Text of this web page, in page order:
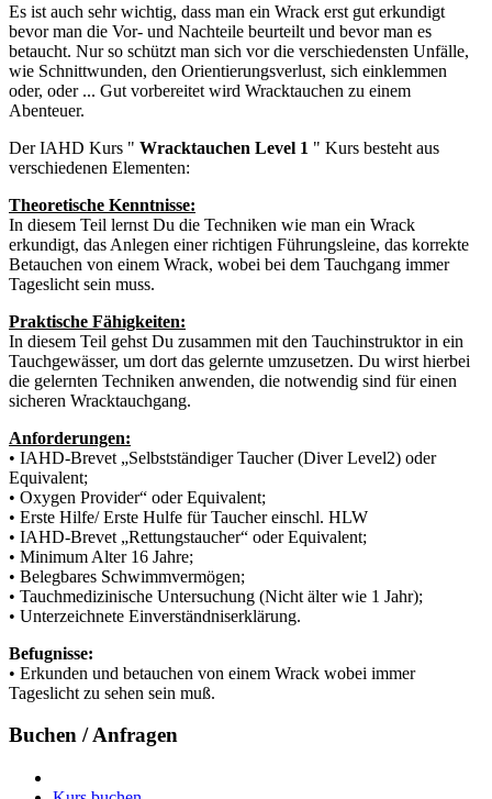
Es ist auch sehr wichtig, dass man ein Wrack erst gut erkundigt
bevor man die Vor- und Nachteile beurteilt und bevor man es
betaucht. Nur so schützt man sich vor die verschiedensten Unfälle,
wie Schnittwunden, den Orientierungsverlust, sich einklemmen
oder, oder ... Gut vorbereitet wird Wracktauchen zu einem
Abenteuer.
Der IAHD Kurs " Wracktauchen Level 1 " Kurs besteht aus
verschiedenen Elementen:
Theoretische Kenntnisse:
In diesem Teil lernst Du die Techniken wie man ein Wrack
erkundigt, das Anlegen einer richtigen Führungsleine, das korrekte
Betauchen von einem Wrack, wobei bei dem Tauchgang immer
Tageslicht sein muss.
Praktische Fähigkeiten:
In diesem Teil gehst Du zusammen mit den Tauchinstruktor in ein
Tauchgewässer, um dort das gelernte umzusetzen. Du wirst hierbei
die gelernten Techniken anwenden, die notwendig sind für einen
sicheren Wracktauchgang.
Anforderungen:
• IAHD-Brevet „Selbstständiger Taucher (Diver Level2) oder
Equivalent;
• Oxygen Provider“ oder Equivalent;
• Erste Hilfe/ Erste Hulfe für Taucher einschl. HLW
• IAHD-Brevet „Rettungstaucher“ oder Equivalent;
• Minimum Alter 16 Jahre;
• Belegbares Schwimmvermögen;
• Tauchmedizinische Untersuchung (Nicht älter wie 1 Jahr);
• Unterzeichnete Einverständniserklärung.
Befugnisse:
• Erkunden und betauchen von einem Wrack wobei immer
Tageslicht zu sehen sein muß.
Buchen / Anfragen